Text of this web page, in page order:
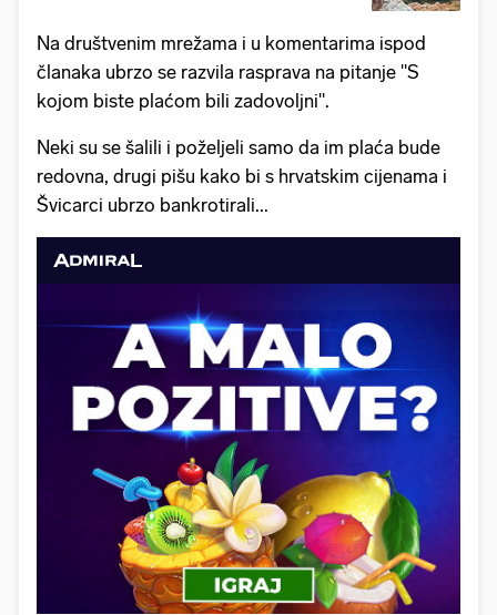
Na društvenim mrežama i u komentarima ispod
članaka ubrzo se razvila rasprava na pitanje "S
kojom biste plaćom bili zadovoljni".
Neki su se šalili i poželjeli samo da im plaća bude
redovna, drugi pišu kako bi s hrvatskim cijenama i
Švicarci ubrzo bankrotirali...